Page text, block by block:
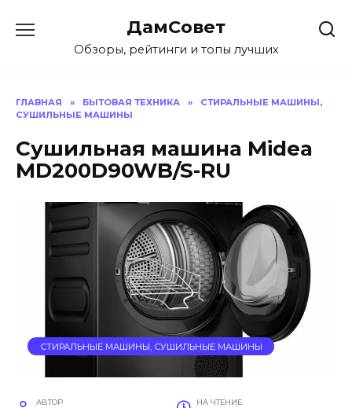
содержанию
ДамСовет
Обзоры, рейтинги и топы лучших
ГЛАВНАЯ » БЫТОВАЯ ТЕХНИКА »
СТИРАЛЬНЫЕ МАШИНЫ,
СУШИЛЬНЫЕ МАШИНЫ
Сушильная машина Midea
MD200D90WB/S-RU
СТИРАЛЬНЫЕ МАШИНЫ, СУШИЛЬНЫЕ МАШИНЫ
АВТОР НА ЧТЕНИЕ